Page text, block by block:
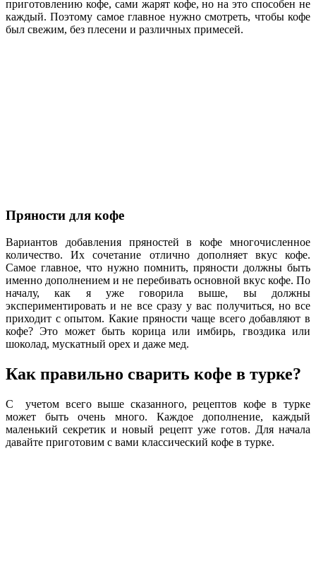
приготовлению кофе, сами жарят кофе, но на это способен не
каждый. Поэтому самое главное нужно смотреть, чтобы кофе
был свежим, без плесени и различных примесей.
Пряности для кофе
Вариантов добавления пряностей в кофе многочисленное
количество. Их сочетание отлично дополняет вкус кофе.
Самое главное, что нужно помнить, пряности должны быть
именно дополнением и не перебивать основной вкус кофе. По
началу, как я уже говорила выше, вы должны
экспериментировать и не все сразу у вас получиться, но все
приходит с опытом. Какие пряности чаще всего добавляют в
кофе? Это может быть корица или имбирь, гвоздика или
шоколад, мускатный орех и даже мед.
Как правильно сварить кофе в турке?
С учетом всего выше сказанного, рецептов кофе в турке
может быть очень много. Каждое дополнение, каждый
маленький секретик и новый рецепт уже готов. Для начала
давайте приготовим с вами классический кофе в турке.